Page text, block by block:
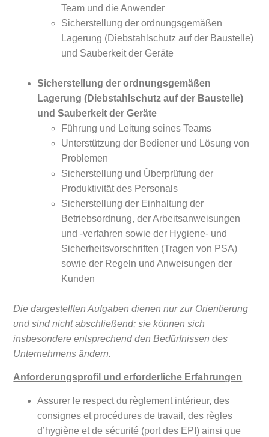
Team und die Anwender
Sicherstellung der ordnungsgemäßen
Lagerung (Diebstahlschutz auf der Baustelle)
und Sauberkeit der Geräte
Sicherstellung der ordnungsgemäßen
Lagerung (Diebstahlschutz auf der Baustelle)
und Sauberkeit der Geräte
Führung und Leitung seines Teams
Unterstützung der Bediener und Lösung von
Problemen
Sicherstellung und Überprüfung der
Produktivität des Personals
Sicherstellung der Einhaltung der
Betriebsordnung, der Arbeitsanweisungen
und -verfahren sowie der Hygiene- und
Sicherheitsvorschriften (Tragen von PSA)
sowie der Regeln und Anweisungen der
Kunden
Die dargestellten Aufgaben dienen nur zur Orientierung
und sind nicht abschließend; sie können sich
insbesondere entsprechend den Bedürfnissen des
Unternehmens ändern.
Anforderungsprofil und erforderliche Erfahrungen
Assurer le respect du règlement intérieur, des
consignes et procédures de travail, des règles
d’hygiène et de sécurité (port des EPI) ainsi que